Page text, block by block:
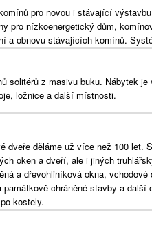
pro novou i stávající
pro nízkoenergetický dům,
a obnovu stávajících komínů.
solitérů z masivu buku. Nábytek
ložnice a další místnosti.
dveře děláme už více než 100 let.
oken a dveří, ale i jiných
a dřevohliníková okna,
památkově chráněné stavby a
kostely.